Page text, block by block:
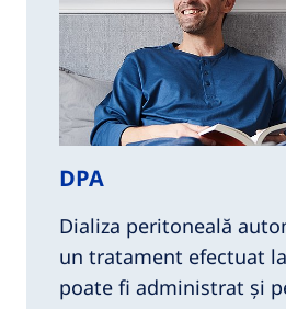
DPA
Dializa peritoneală
un tratament efectuat
poate fi administrat și